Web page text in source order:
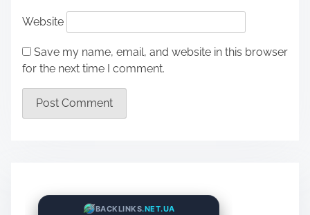
Website
Save my name, email, and website in this browser
for the next time I comment.